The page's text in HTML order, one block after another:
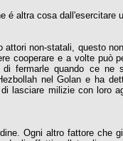
é altra cosa dall'esercitare
non-statali, questo
cooperare e a volte può
fermarle quando ce ne
nel Golan e ha
lasciare milizie con loro
Ogni altro fattore che